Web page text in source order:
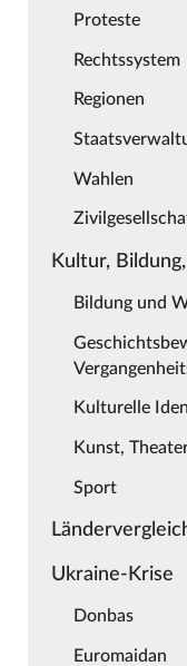
Proteste
Rechtssystem
Regionen
Wahlen
Kultur,
Bildung und
Kulturelle
Kunst,
Sport
Ukraine-Krise
Donbas
Euromaidan